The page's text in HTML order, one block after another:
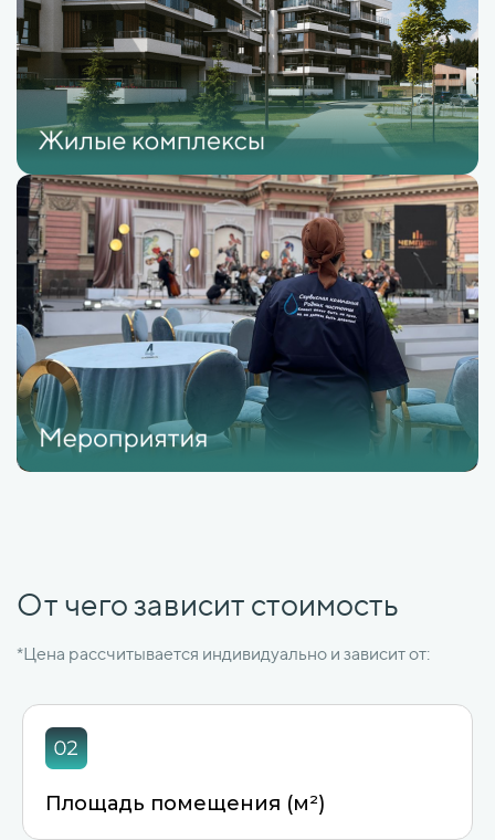
От чего зависит стоимость
*Цена рассчитывается индивидуально и зависит от:
Площадь помещения (м²)